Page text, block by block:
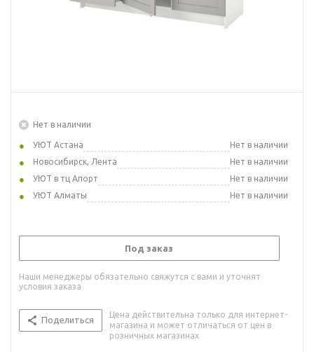
Нет в наличии
УЮТ Астана
Нет в наличии
Новосибирск, Лента
Нет в наличии
УЮТ в тц Апорт
Нет в наличии
УЮТ Алматы
Нет в наличии
Под заказ
Наши менеджеры обязательно свяжутся с вами и уточнят
условия заказа
Поделиться
Цена действительна только для интернет-
магазина и может отличаться от цен в
розничных магазинах